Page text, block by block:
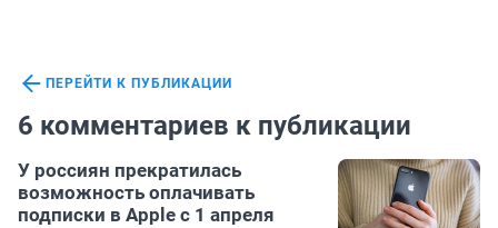
ПЕРЕЙТИ К ПУБЛИКАЦИИ
6 комментариев к публикации
У россиян прекратилась
возможность оплачивать
подписки в Apple с 1 апреля